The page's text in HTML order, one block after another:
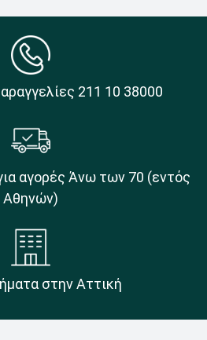
211 10 38000
αγορές Άνω των 70 (εντός
Αθηνών)
στην Αττική